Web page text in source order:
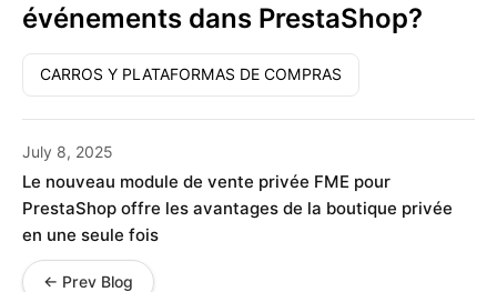
événements dans PrestaShop?
CARROS Y PLATAFORMAS DE COMPRAS
July 8, 2025
Le nouveau module de vente privée FME pour
PrestaShop offre les avantages de la boutique privée
en une seule fois
← Prev Blog